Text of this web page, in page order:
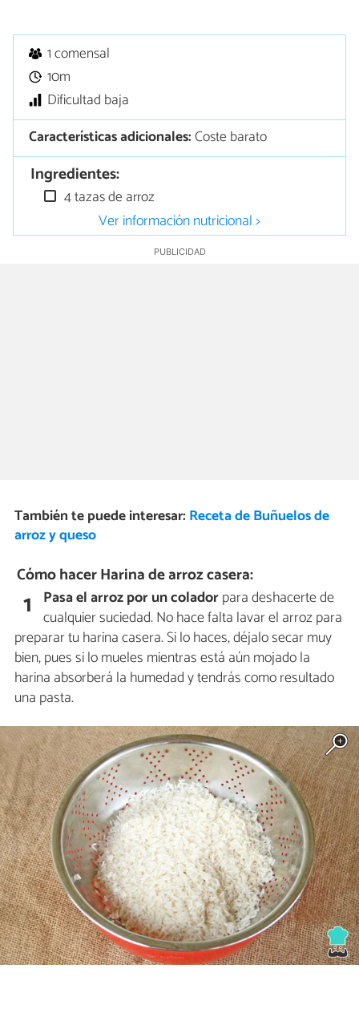
1 comensal
10m
Dificultad baja
Características adicionales:Coste barato
Ingredientes:
4 tazas de arroz
Ver información nutricional >
También te puede interesar: Receta de Buñuelos de
arroz y queso
Cómo hacer Harina de arroz casera:
1 Pasa el arroz por un coladorpara deshacerte de
cualquier suciedad. No hace falta lavar el arroz para
preparar tu harina casera. Si lo haces, déjalo secar muy
bien, pues si lo mueles mientras está aún mojado la
harina absorberá la humedad y tendrás como resultado
una pasta.